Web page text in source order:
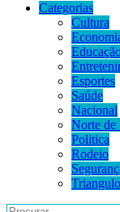
Categorias
Cultura
Esportes
Saúde
Nacional
Norte de
Politica
Rodeio